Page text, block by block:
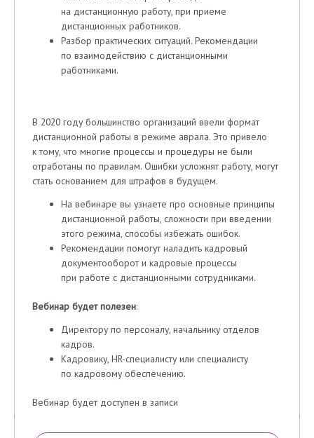
на дистанционную работу, при приеме
дистанционных работников.
Разбор практических ситуаций. Рекомендации
по взаимодействию с дистанционными
работниками.
В 2020 году большинство организаций ввели формат
дистанционной работы в режиме аврала. Это привело
к тому, что многие процессы и процедуры не были
отработаны по правилам. Ошибки усложнят работу, могут
стать основанием для штрафов в будущем.
На вебинаре вы узнаете про основные принципы
дистанционной работы, сложности при введении
этого режима, способы избежать ошибок.
Рекомендации помогут наладить кадровый
документооборот и кадровые процессы
при работе с дистанционными сотрудниками.
Вебинар будет полезен:
Директору по персоналу, начальнику отделов
кадров.
Кадровику, HR-специалисту или специалисту
по кадровому обеспечению.
Вебинар будет доступен в записи